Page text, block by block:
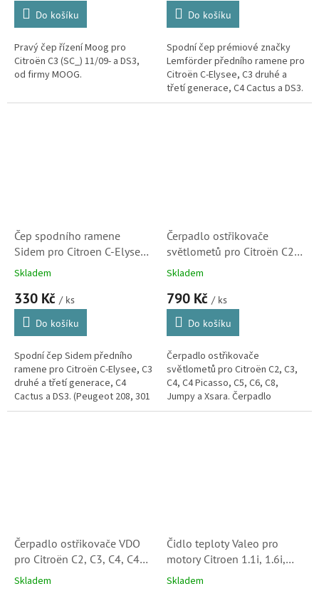
Do košíku
Pravý čep řízení Moog pro
Citroën C3 (SC_) 11/09- a DS3,
od firmy MOOG.
Do košíku
Spodní čep prémiové značky
Lemförder předního ramene pro
Citroën C-Elysee, C3 druhé a
třetí generace, C4 Cactus a DS3.
(Peugeot 208, 301 a 2008, Opel
Čep spodního ramene
Sidem pro Citroen C-Elysee
a C3 II, C3 III, C4 Cactus a
Skladem
330 Kč / ks
Do košíku
Spodní čep Sidem předního
ramene pro Citroën C-Elysee, C3
druhé a třetí generace, C4
Cactus a DS3. (Peugeot 208, 301
a 2008, Opel Crossland X)
Čerpadlo ostřikovače
světlometů pro Citroën C2,
C3, C4, C4 Picasso, C5, C6,
Skladem
790 Kč / ks
Do košíku
Čerpadlo ostřikovače
světlometů pro Citroën C2, C3,
C4, C4 Picasso, C5, C6, C8,
Jumpy a Xsara. Čerpadlo
vhodné také pro vozy Peugeot
Čerpadlo ostřikovače VDO
pro Citroën C2, C3, C4, C4
Picasso, C5, Berlingo,
Skladem
Čidlo teploty Valeo pro
motory Citroen 1.1i, 1.6i,
1.4i, 2.0i a 2.0HDi (1338A6,
Skladem